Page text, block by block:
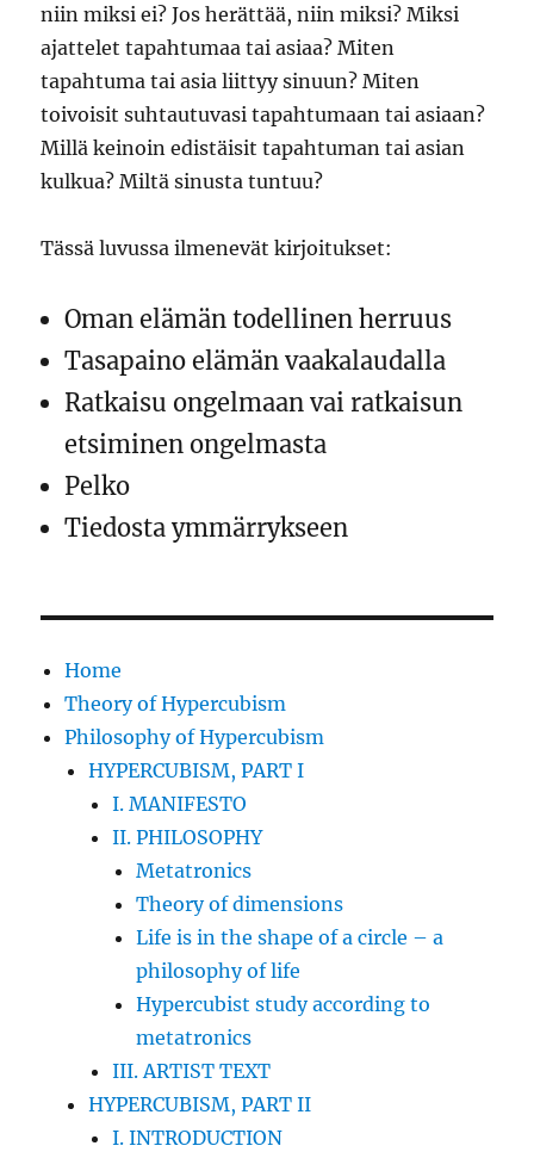
niin miksi ei? Jos herättää, niin miksi? Miksi
ajattelet tapahtumaa tai asiaa? Miten
tapahtuma tai asia liittyy sinuun? Miten
toivoisit suhtautuvasi tapahtumaan tai asiaan?
Millä keinoin edistäisit tapahtuman tai asian
kulkua? Miltä sinusta tuntuu?
Tässä luvussa ilmenevät kirjoitukset:
Oman elämän todellinen herruus
Tasapaino elämän vaakalaudalla
Ratkaisu ongelmaan vai ratkaisun
etsiminen ongelmasta
Pelko
Tiedosta ymmärrykseen
Home
Theory of Hypercubism
Philosophy of Hypercubism
HYPERCUBISM, PART I
I. MANIFESTO
II. PHILOSOPHY
Metatronics
Theory of dimensions
Life is in the shape of a circle – a
philosophy of life
Hypercubist study according to
metatronics
III. ARTIST TEXT
HYPERCUBISM, PART II
I. INTRODUCTION